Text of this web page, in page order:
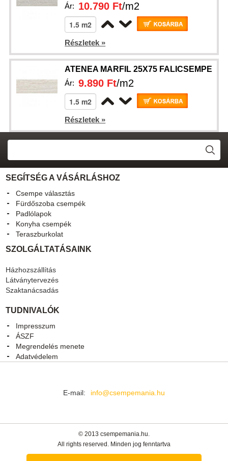
Ár: 10.790 Ft/m2
Részletek »
ATENEA MARFIL 25X75 FALICSEMPE
Ár:9.890 Ft/m2
Részletek »
SEGÍTSÉG A VÁSÁRLÁSHOZ
Csempe választás
Fürdőszoba csempék
Padlólapok
Konyha csempék
Teraszburkolat
SZOLGÁLTATÁSAINK
Házhozszállítás
Látványtervezés
Szaktanácsadás
TUDNIVALÓK
Impresszum
ÁSZF
Megrendelés menete
Adatvédelem
E-mail: info@csempemania.hu
© 2013 csempemania.hu.
All rights reserved. Minden jog fenntartva